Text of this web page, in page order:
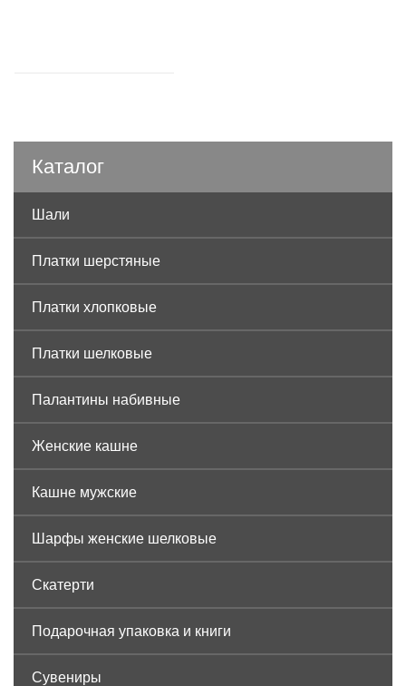
Каталог
Шали
Платки шерстяные
Платки хлопковые
Платки шелковые
Палантины набивные
Женские кашне
Кашне мужские
Шарфы женские шелковые
Скатерти
Подарочная упаковка и книги
Сувениры